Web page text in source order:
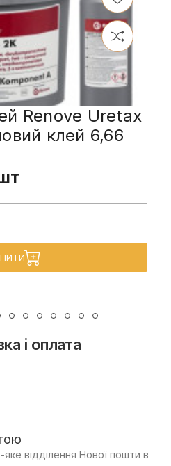
Renove Uretax
клей 6,66
і оплата
відділення Нової пошти в